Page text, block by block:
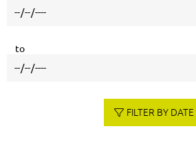
to
FILTER BY DATE